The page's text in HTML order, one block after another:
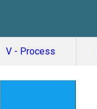
V - Process